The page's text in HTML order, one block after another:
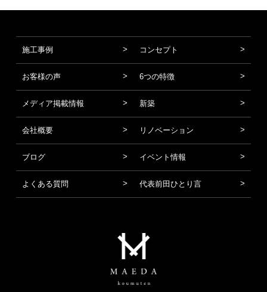
施工事例 コンセプト
お客様の声 6つの特徴
メディア掲載情報 新築
会社概要 リノベーション
ブログ イベント情報
よくある質問 代表前田ひとり言